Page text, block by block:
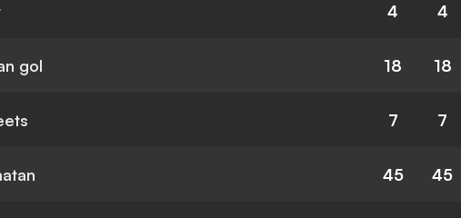
4 4
gol 18 18
7 7
45 45